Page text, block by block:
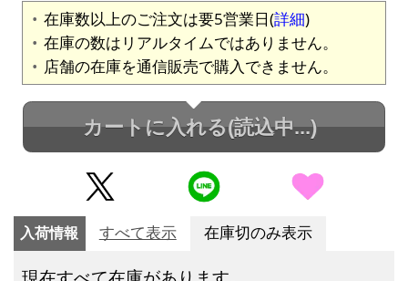
在庫数以上のご注文は要5営業日(詳細)
在庫の数はリアルタイムではありません。
店舗の在庫を通信販売で購入できません。
カートに入れる(読込中...)
入荷情報 すべて表示 在庫切のみ表示